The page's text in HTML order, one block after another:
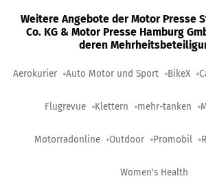
Weitere Angebote der Motor Presse
Co. KG & Motor Presse Hamburg
deren
Aerokurier Auto Motor und Sport BikeX
Flugrevue Klettern mehr-tanken
Motorradonline Outdoor Promobil
Women's Health